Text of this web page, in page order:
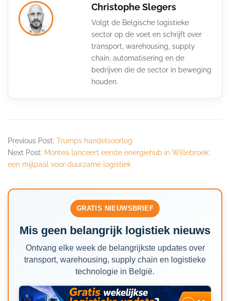
Christophe Slegers
Volgt de Belgische logistieke
sector op de voet en schrijft over
transport, warehousing, supply
chain, automatisering en de
bedrijven die de sector in beweging
houden.
Previous Post: Trumps handelsoorlog
Next Post: Montea lanceert eerste energiehub in Willebroek:
een mijlpaal voor duurzame logistiek
GRATIS NIEUWSBRIEF
Mis geen belangrijk logistiek nieuws
Ontvang elke week de belangrijkste updates over
transport, warehousing, supply chain en logistieke
technologie in België.